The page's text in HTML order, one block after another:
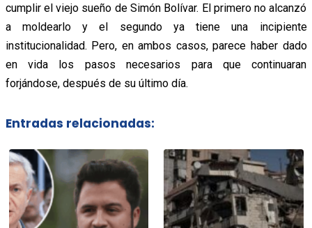
cumplir el viejo sueño de Simón Bolívar. El primero no alcanzó
a moldearlo y el segundo ya tiene una incipiente
institucionalidad. Pero, en ambos casos, parece haber dado
en vida los pasos necesarios para que continuaran
forjándose, después de su último día.
Entradas relacionadas: